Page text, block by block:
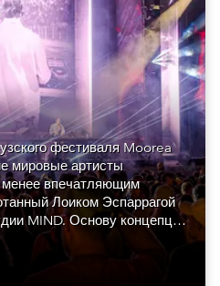
фестиваля Moorea
мировые артисты
впечатляющим
Лоиком Эспаррагой
MIND. Основу концепции
GigaPointe.